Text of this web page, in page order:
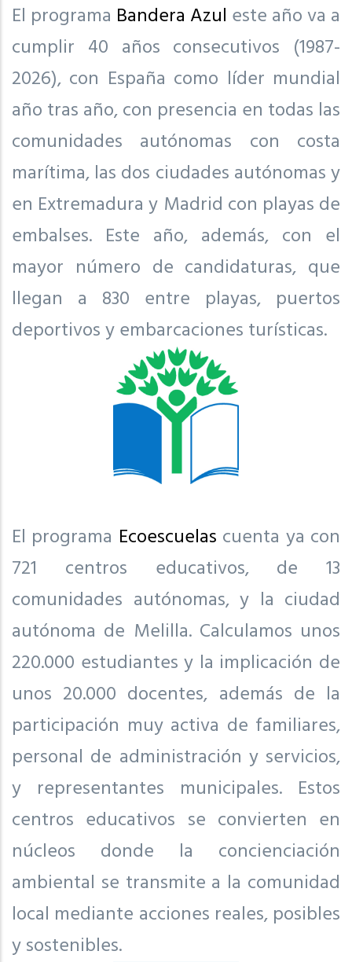
El programa Bandera Azul este año va a
cumplir 40 años consecutivos (1987-
2026), con España como líder mundial
año tras año, con presencia en todas las
comunidades autónomas con costa
marítima, las dos ciudades autónomas y
en Extremadura y Madrid con playas de
embalses. Este año, además, con el
mayor número de candidaturas, que
llegan a 830 entre playas, puertos
deportivos y embarcaciones turísticas.
El programa Ecoescuelas cuenta ya con
721 centros educativos, de 13
comunidades autónomas, y la ciudad
autónoma de Melilla. Calculamos unos
220.000 estudiantes y la implicación de
unos 20.000 docentes, además de la
participación muy activa de familiares,
personal de administración y servicios,
y representantes municipales. Estos
centros educativos se convierten en
núcleos donde la concienciación
ambiental se transmite a la comunidad
local mediante acciones reales, posibles
y sostenibles.